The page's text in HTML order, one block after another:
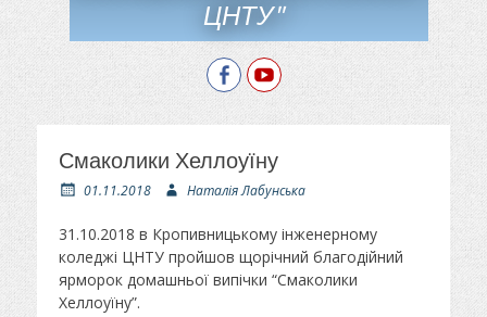
ЦНТУ"
FacebookYouTube
Смаколики Хеллоуїну
О
у
л
і
к
01.11.2018
А
т
о
р
Наталія Лабунська
31.10.2018 в Кропивницькому інженерному
коледжі ЦНТУ пройшов щорічний благодійний
ярморок домашньої випічки “Смаколики
Хеллоуїну”.